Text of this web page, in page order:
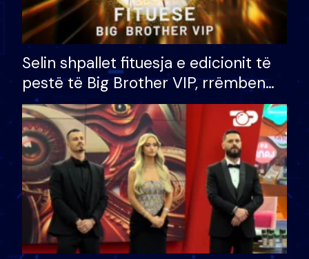
Selin shpallet fituesja e edicionit të
pestë të Big Brother VIP, rrëmben
çmimin e madh prej 100 mijë eurosh